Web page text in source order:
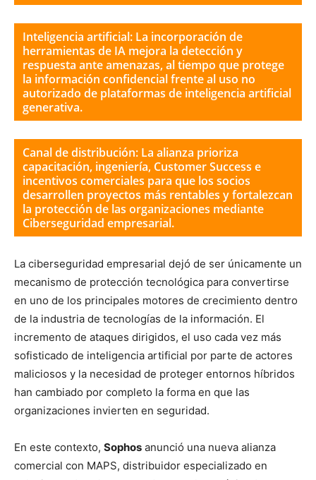
Inteligencia artificial: La incorporación de
herramientas de IA mejora la detección y
respuesta ante amenazas, al tiempo que protege
la información confidencial frente al uso no
autorizado de plataformas de inteligencia artificial
generativa.
Canal de distribución: La alianza prioriza
capacitación, ingeniería, Customer Success e
incentivos comerciales para que los socios
desarrollen proyectos más rentables y fortalezcan
la protección de las organizaciones mediante
Ciberseguridad empresarial.
La ciberseguridad empresarial dejó de ser únicamente un
mecanismo de protección tecnológica para convertirse
en uno de los principales motores de crecimiento dentro
de la industria de tecnologías de la información. El
incremento de ataques dirigidos, el uso cada vez más
sofisticado de inteligencia artificial por parte de actores
maliciosos y la necesidad de proteger entornos híbridos
han cambiado por completo la forma en que las
organizaciones invierten en seguridad.
En este contexto, Sophos anunció una nueva alianza
comercial con MAPS, distribuidor especializado en